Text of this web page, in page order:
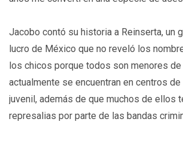
Jacobo contó su historia a Reinserta, un
lucro de México que no reveló los
los chicos porque todos son menores de
actualmente se encuentran en centros
juvenil, además de que muchos de ellos
represalias por parte de las bandas